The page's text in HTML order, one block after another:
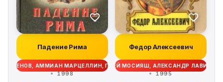
Падение Рима
АММИАН МАРЦЕЛЛИН, ПРИСК ПАННИЙСКИЙ
1998
Федор Алексеевич
СЕРГЕЙ МОСИЯШ, АЛЕКСАНДР ЛАВИНЦЕВ
1995